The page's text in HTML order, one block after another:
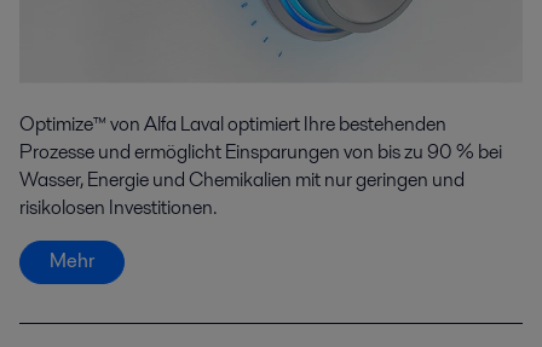
Optimize™ von Alfa Laval optimiert Ihre bestehenden
Prozesse und ermöglicht Einsparungen von bis zu 90 % bei
Wasser, Energie und Chemikalien mit nur geringen und
risikolosen Investitionen.
Mehr